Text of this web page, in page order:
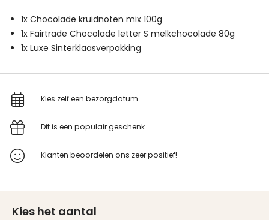
1x Chocolade kruidnoten mix 100g
1x Fairtrade Chocolade letter S melkchocolade 80g
1x Luxe Sinterklaasverpakking
Kies zelf een bezorgdatum
Dit is een populair geschenk
Klanten beoordelen ons zeer positief!
Kies het aantal